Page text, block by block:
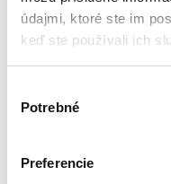
údajmi, ktoré ste im
keď ste používali ich
súhlasu
Potrebné
Preferencie